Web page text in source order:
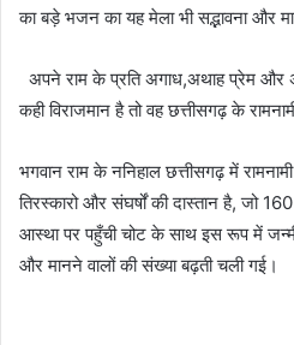
का बड़े भजन का यह मेला भी सद्भावना और
अपने राम के प्रति अगाध,अथाह प्रेम
कही विराजमान है तो वह छत्तीसगढ़ के
भगवान राम के ननिहाल छत्तीसगढ़ में
तिरस्कारो और संघर्षों की दास्तान है, जो
आस्था पर पहुँची चोट के साथ इस रूप में
और मानने वालों की संख्या बढ़ती चली गई।